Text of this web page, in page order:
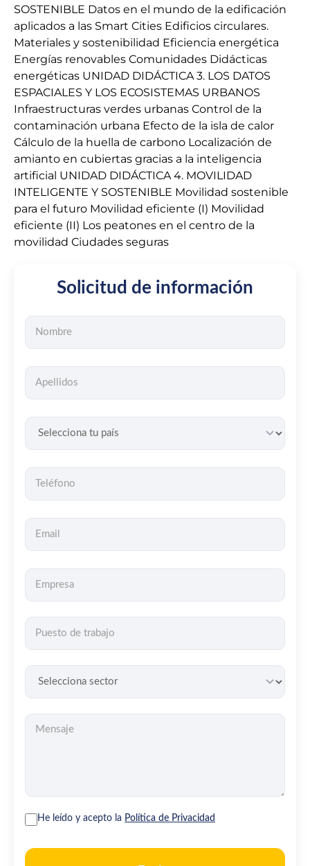
SOSTENIBLE Datos en el mundo de la edificación
aplicados a las Smart Cities Edificios circulares.
Materiales y sostenibilidad Eficiencia energética
Energías renovables Comunidades Didácticas
energéticas UNIDAD DIDÁCTICA 3. LOS DATOS
ESPACIALES Y LOS ECOSISTEMAS URBANOS
Infraestructuras verdes urbanas Control de la
contaminación urbana Efecto de la isla de calor
Cálculo de la huella de carbono Localización de
amianto en cubiertas gracias a la inteligencia
artificial UNIDAD DIDÁCTICA 4. MOVILIDAD
INTELIGENTE Y SOSTENIBLE Movilidad sostenible
para el futuro Movilidad eficiente (I) Movilidad
eficiente (II) Los peatones en el centro de la
movilidad Ciudades seguras
Solicitud de información
He leído y acepto la Política de Privacidad